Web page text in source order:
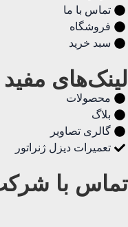
تماس با ما
فروشگاه
سبد خرید
لینک‌های مفید
محصولات
بلاگ
گالری تصاویر
تعمیرات دیزل ژنراتور
تماس با